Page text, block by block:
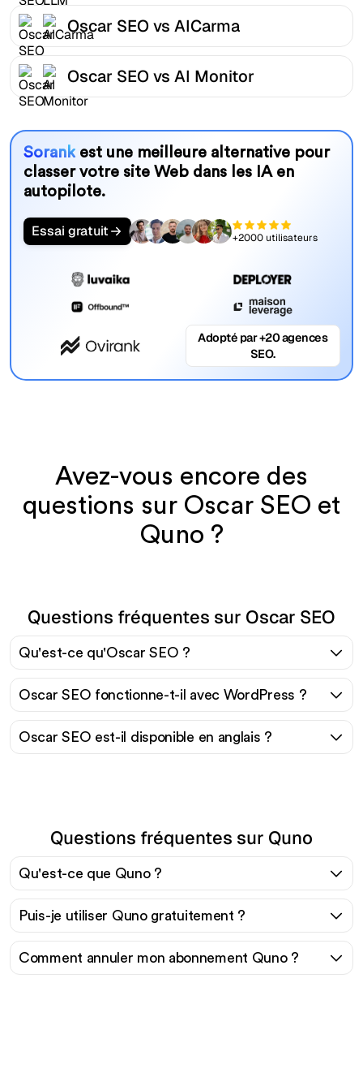
Oscar SEO vs AICarma
Oscar SEO vs AI Monitor
Sorankest une meilleure alternative pour
classer votre site Web dans les IA en
autopilote.
Essai gratuit +2000 utilisateurs
Adopté par +20 agences
SEO.
Avez-vous encore des
questions sur Oscar SEO et
Quno ?
Questions fréquentes sur Oscar SEO
Qu'est-ce qu'Oscar SEO ?
Oscar SEO fonctionne-t-il avec WordPress ?
Oscar SEO est-il disponible en anglais ?
Questions fréquentes sur Quno
Qu'est-ce que Quno ?
Puis-je utiliser Quno gratuitement ?
Comment annuler mon abonnement Quno ?